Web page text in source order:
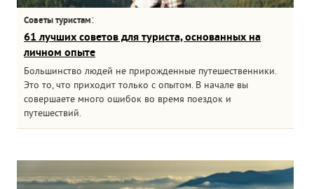
Советы туристам:
61 лучших советов для туриста, основанных на
личном опыте
Большинство людей не прирожденные путешественники.
Это то, что приходит только с опытом. В начале вы
совершаете много ошибок во время поездок и
путешествий.